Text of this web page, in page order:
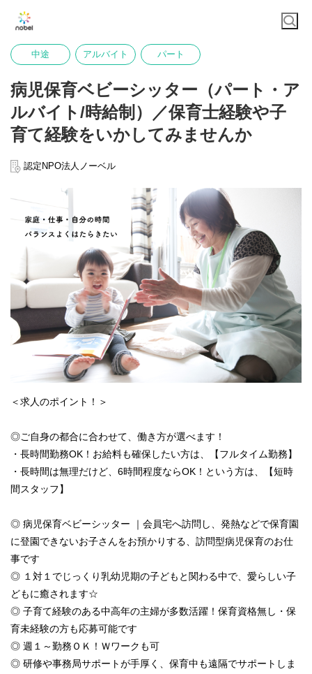
中途 アルバイト パート
病児保育ベビーシッター（パート・ア
ルバイト/時給制）／保育士経験や子
育て経験をいかしてみませんか
認定NPO法人ノーベル
＜求人のポイント！＞
◎ご自身の都合に合わせて、働き方が選べます！
・長時間勤務OK！お給料も確保したい方は、【フルタイム勤務】
・長時間は無理だけど、6時間程度ならOK！という方は、【短時
間スタッフ】
◎ 病児保育ベビーシッター ｜会員宅へ訪問し、発熱などで保育園
に登園できないお子さんをお預かりする、訪問型病児保育のお仕
事です
◎ １対１でじっくり乳幼児期の子どもと関わる中で、愛らしい子
どもに癒されます☆
◎ 子育て経験のある中高年の主婦が多数活躍！保育資格無し・保
育未経験の方も応募可能です
◎ 週１～勤務ＯＫ！Ｗワークも可
◎ 研修や事務局サポートが手厚く、保育中も遠隔でサポートしま